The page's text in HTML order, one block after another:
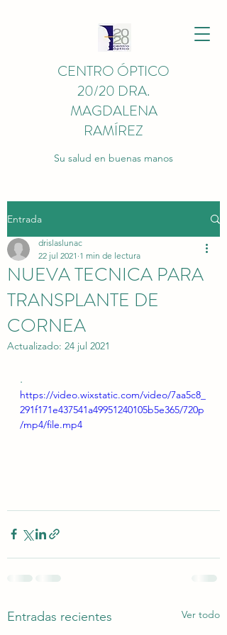
CENTRO ÓPTICO
20/20 DRA.
MAGDALENA
RAMÍREZ
Su salud en buenas manos
Entrada
NUEVA TECNICA PARA
TRANSPLANTE DE
CORNEA
drislaslunac
22 jul 2021 1 min de lectura
Actualizado: 24 jul 2021
.
https://video.wixstatic.com/video/7aa5c8_
291f171e437541a49951240105b5e365/720p
/mp4/file.mp4
Entradas recientes Ver todo